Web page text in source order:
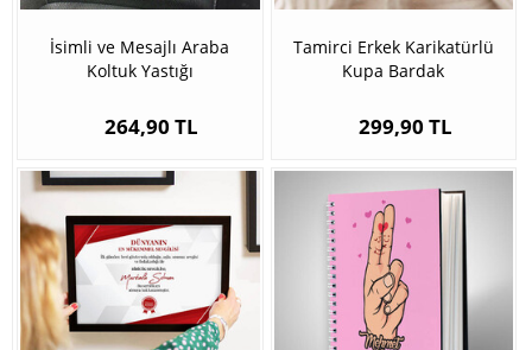
İsimli ve Mesajlı Araba
Koltuk Yastığı
264,90 TL
Tamirci Erkek Karikatürlü
Kupa Bardak
299,90 TL